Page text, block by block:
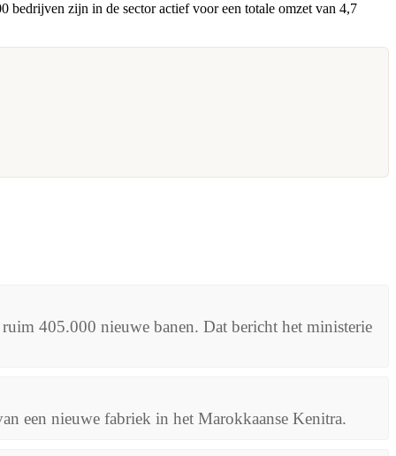
bedrijven zijn in de sector actief voor een totale omzet van 4,7
405.000 nieuwe banen. Dat bericht het ministerie
een nieuwe fabriek in het Marokkaanse Kenitra.